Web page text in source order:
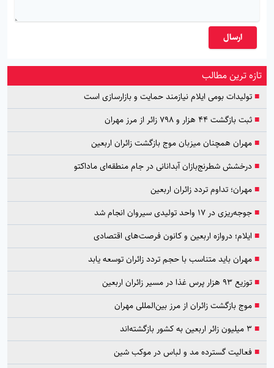
ارسال
تازه ترین مطالب
■تولیدات بومی ایلام نیازمند حمایت و بازارسازی است
■ثبت بازگشت ۴۴ هزار و ۷۹۸ زائر از مرز مهران
■مهران همچنان میزبان موج بازگشت زائران اربعین
■درخشش شطرنج‌بازان آبدانانی در جام منطقه‌ای ماداکتو
■مهران؛ تداوم تردد زائران اربعین
■جوجه‌ریزی در ۱۷ واحد تولیدی سیروان انجام شد
■ ایلام؛ دروازه اربعین و کانون فرصت‌های اقتصادی
■مهران باید متناسب با حجم تردد زائران توسعه یابد
■توزیع ۹۳ هزار پرس غذا در مسیر زائران اربعین
■موج بازگشت زائران از مرز بین‌المللی مهران
■۳ میلیون زائر اربعین به کشور بازگشته‌اند
■فعالیت گسترده مد و لباس در موکب شین